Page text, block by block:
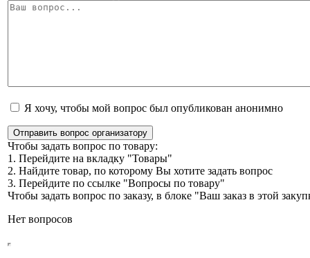
Я хочу, чтобы мой вопрос был опубликован анонимно
Отправить вопрос организатору
Чтобы задать вопрос по товару:
1. Перейдите на вкладку "Товары"
2. Найдите товар, по которому Вы хотите задать вопрос
3. Перейдите по ссылке "Вопросы по товару"
Чтобы задать вопрос по заказу, в блоке "Ваш заказ в этой
Нет вопросов